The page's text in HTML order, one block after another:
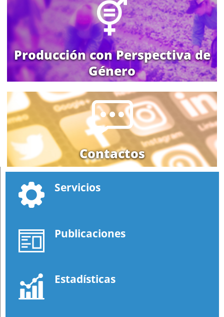
Producción con Perspectiva de
Género
Contactos
Servicios
Publicaciones
Estadísticas